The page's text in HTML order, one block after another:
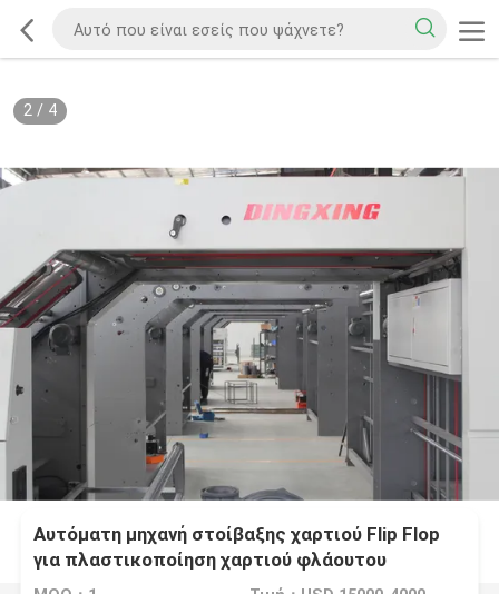
2/ 4
Αυτόματη μηχανή στοίβαξης χαρτιού Flip Flop
για πλαστικοποίηση χαρτιού φλάουτου